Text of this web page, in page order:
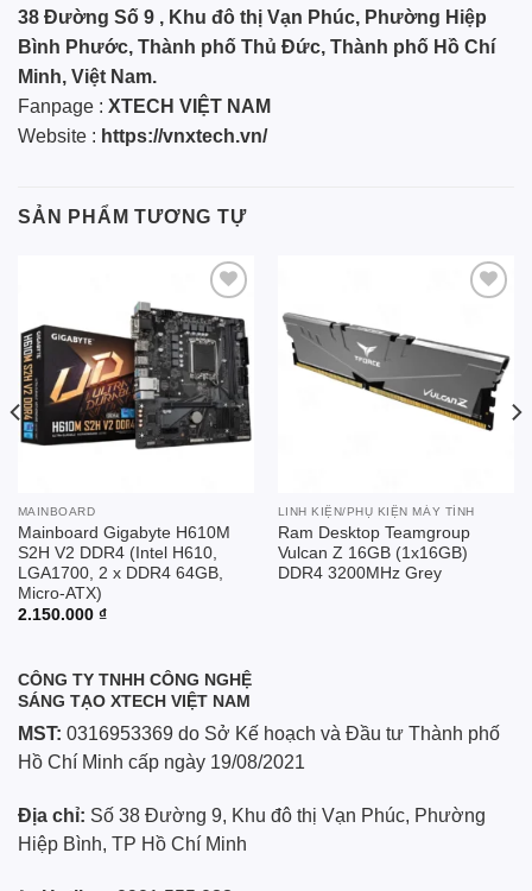
38 Đường Số 9 , Khu đô thị Vạn Phúc, Phường Hiệp
Bình Phước, Thành phố Thủ Đức, Thành phố Hồ Chí
Minh, Việt Nam.
Fanpage : XTECH VIỆT NAM
Website : https://vnxtech.vn/
SẢN PHẨM TƯƠNG TỰ
Add to
wishlist
MAINBOARD
Mainboard Gigabyte H610M
S2H V2 DDR4 (Intel H610,
LGA1700, 2 x DDR4 64GB,
Micro-ATX)
2.150.000 ₫
LINH KIỆN/PHỤ KIỆN MÁY TÍNH
Ram Desktop Teamgroup
Vulcan Z 16GB (1x16GB)
DDR4 3200MHz Grey
CÔNG TY TNHH CÔNG NGHỆ
SÁNG TẠO XTECH VIỆT NAM
MST: 0316953369 do Sở Kế hoạch và Đầu tư Thành phố
Hồ Chí Minh cấp ngày 19/08/2021
Địa chỉ: Số 38 Đường 9, Khu đô thị Vạn Phúc, Phường
Hiệp Bình, TP Hồ Chí Minh